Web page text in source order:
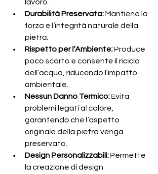
lavoro.
Durabilità Preservata: Mantiene la
forza e l’integrità naturale della
pietra.
Rispetto per l’Ambiente: Produce
poco scarto e consente il riciclo
dell’acqua, riducendo l’impatto
ambientale.
Nessun Danno Termico: Evita
problemi legati al calore,
garantendo che l’aspetto
originale della pietra venga
preservato.
Design Personalizzabili: Permette
la creazione di design